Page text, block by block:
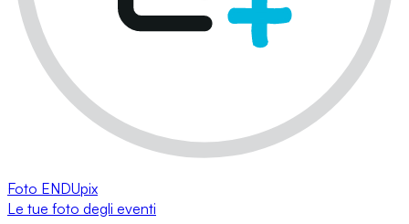
Foto ENDUpix
Le tue foto degli eventi